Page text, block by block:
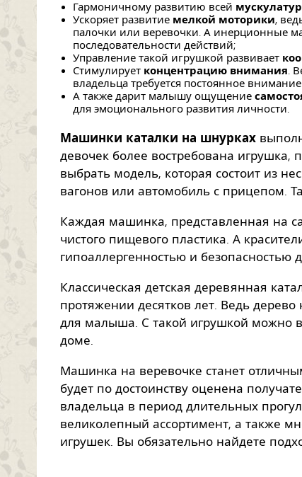
Гармоничному развитию всей
Ускоряет развитие мелкой моторики,
палочки или веревочки. А инерционные
последовательности действий;
Управление такой игрушкой развивает
Стимулирует концентрацию внимания.
владельца требуется постоянное
А также дарит малышу ощущение
для эмоционального развития личности.
Машинки каталки на шнурках
девочек более востребована игрушка,
выбрать модель, которая состоит из
вагонов или автомобиль с прицепом.
Каждая машинка, представленная на
чистого пищевого пластика. А
гипоаллергенностью и безопасностью
Классическая детская деревянная
протяжении десятков лет. Ведь
для малыша. С такой игрушкой можно
доме.
Машинка на веревочке станет
будет по достоинству оценена
владельца в период длительных
великолепный ассортимент, а также
игрушек. Вы обязательно найдете